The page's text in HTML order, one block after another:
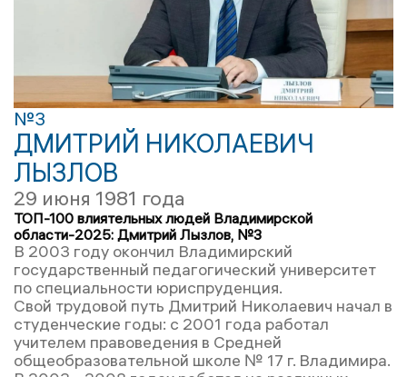
№3
ДМИТРИЙ НИКОЛАЕВИЧ
ЛЫЗЛОВ
29 июня 1981 года
ТОП-100 влиятельных людей Владимирской
области-2025: Дмитрий Лызлов, №3
В 2003 году окончил Владимирский
государственный педагогический университет
по специальности юриспруденция.
Свой трудовой путь Дмитрий Николаевич начал в
студенческие годы: с 2001 года работал
учителем правоведения в Средней
общеобразовательной школе № 17 г. Владимира.